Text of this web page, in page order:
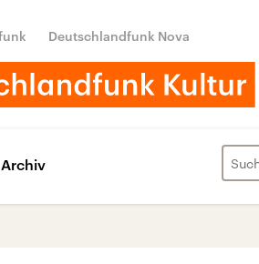
Deutschlandfunk Nova
Archiv